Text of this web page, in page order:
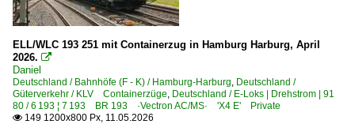
ELL/WLC 193 251 mit Containerzug in Hamburg Harburg, April
2026. 
Daniel
Deutschland / Bahnhöfe (F - K) / Hamburg-Harburg, Deutschland /
Güterverkehr / KLV Containerzüge, Deutschland / E-Loks | Drehstrom | 91
80 / 6 193 ¦ 7 193 BR 193 ·Vectron AC/MS· 'X4 E' Private
 149 1200x800 Px, 11.05.2026